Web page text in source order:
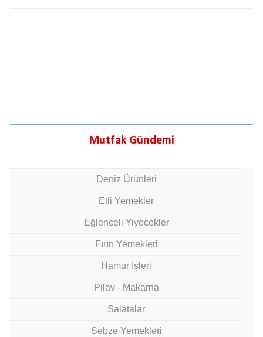
Mutfak Gündemi
Deniz Ürünleri
Etli Yemekler
Eğlenceli Yiyecekler
Fırın Yemekleri
Hamur İşleri
Pilav - Makarna
Salatalar
Sebze Yemekleri